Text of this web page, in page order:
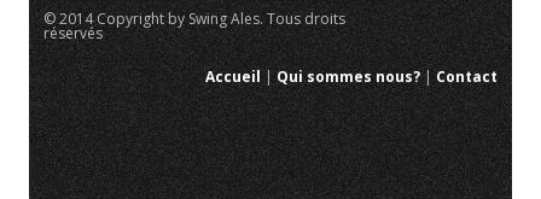
© 2014 Copyright by Swing Ales. Tous droits
réservés
Accueil|Qui sommes nous?| Contact